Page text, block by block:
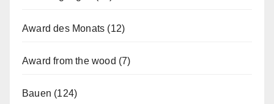
Award des Monats (12)
Award from the wood (7)
Bauen (124)